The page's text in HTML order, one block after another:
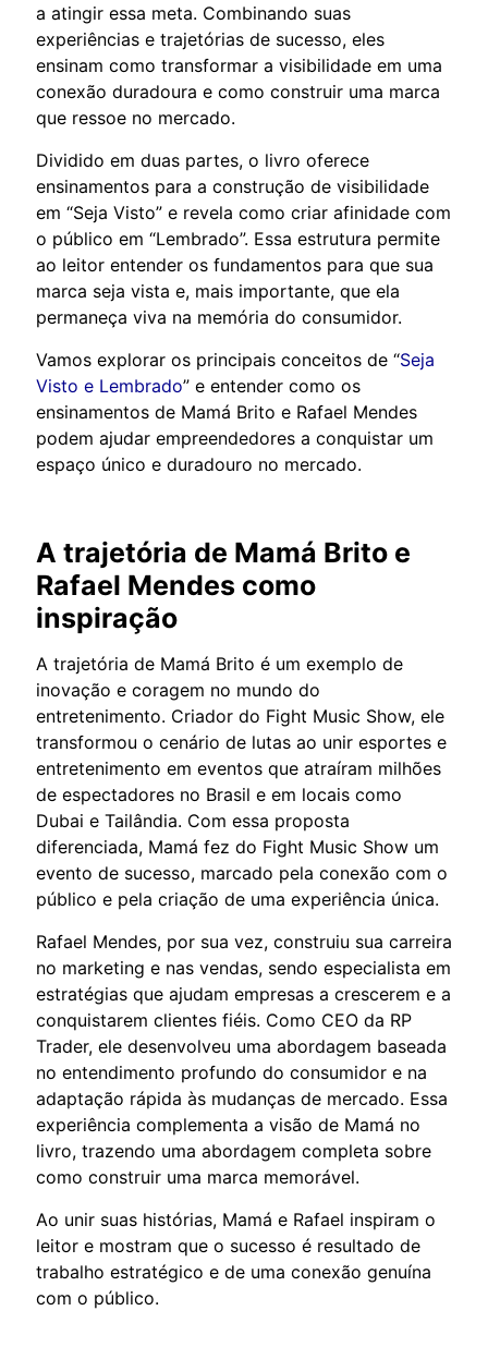
a atingir essa meta. Combinando suas
experiências e trajetórias de sucesso, eles
ensinam como transformar a visibilidade em uma
conexão duradoura e como construir uma marca
que ressoe no mercado.
Dividido em duas partes, o livro oferece
ensinamentos para a construção de visibilidade
em “Seja Visto” e revela como criar afinidade com
o público em “Lembrado”. Essa estrutura permite
ao leitor entender os fundamentos para que sua
marca seja vista e, mais importante, que ela
permaneça viva na memória do consumidor.
Vamos explorar os principais conceitos de “Seja
Visto e Lembrado” e entender como os
ensinamentos de Mamá Brito e Rafael Mendes
podem ajudar empreendedores a conquistar um
espaço único e duradouro no mercado.
A trajetória de Mamá Brito e
Rafael Mendes como
inspiração
A trajetória de Mamá Brito é um exemplo de
inovação e coragem no mundo do
entretenimento. Criador do Fight Music Show, ele
transformou o cenário de lutas ao unir esportes e
entretenimento em eventos que atraíram milhões
de espectadores no Brasil e em locais como
Dubai e Tailândia. Com essa proposta
diferenciada, Mamá fez do Fight Music Show um
evento de sucesso, marcado pela conexão com o
público e pela criação de uma experiência única.
Rafael Mendes, por sua vez, construiu sua carreira
no marketing e nas vendas, sendo especialista em
estratégias que ajudam empresas a crescerem e a
conquistarem clientes fiéis. Como CEO da RP
Trader, ele desenvolveu uma abordagem baseada
no entendimento profundo do consumidor e na
adaptação rápida às mudanças de mercado. Essa
experiência complementa a visão de Mamá no
livro, trazendo uma abordagem completa sobre
como construir uma marca memorável.
Ao unir suas histórias, Mamá e Rafael inspiram o
leitor e mostram que o sucesso é resultado de
trabalho estratégico e de uma conexão genuína
com o público.